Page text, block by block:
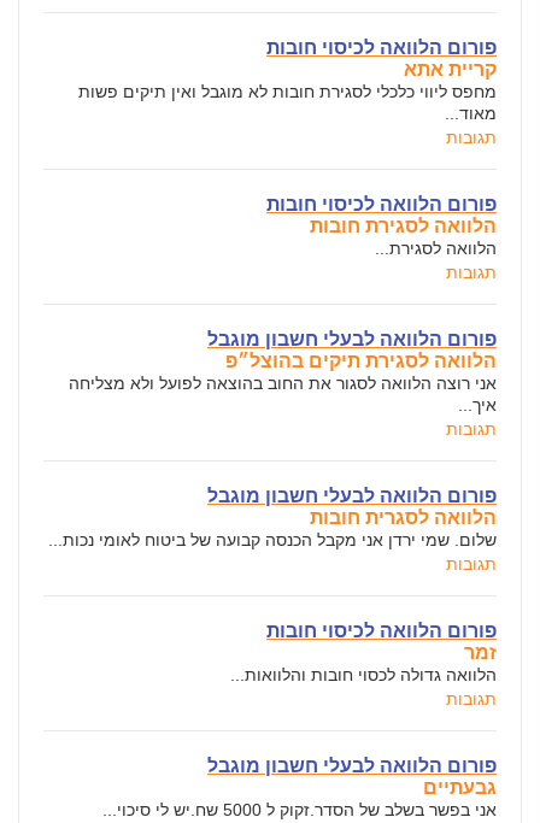
פורום הלוואה לכיסוי חובות
קריית אתא
מחפס ליווי כלכלי לסגירת חובות לא מוגבל ואין תיקים פשות
מאוד...
תגובות
פורום הלוואה לכיסוי חובות
הלוואה לסגירת חובות
הלוואה לסגירת...
תגובות
פורום הלוואה לבעלי חשבון מוגבל
הלוואה לסגירת תיקים בהוצל״פ
אני רוצה הלוואה לסגור את החוב בהוצאה לפועל ולא מצליחה
איך...
תגובות
פורום הלוואה לבעלי חשבון מוגבל
הלוואה לסגרית חובות
שלום. שמי ירדן אני מקבל הכנסה קבועה של ביטוח לאומי נכות...
תגובות
פורום הלוואה לכיסוי חובות
זמר
הלוואה גדולה לכסוי חובות והלוואות...
תגובות
פורום הלוואה לבעלי חשבון מוגבל
גבעתיים
אני בפשר בשלב של הסדר.זקוק ל 5000 שח.יש לי סיכוי...